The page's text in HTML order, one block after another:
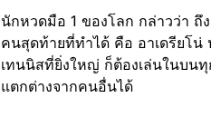
นักหวดมือ 1 ของโลก กล่าวว่า ถึ
คนสุดท้ายที่ทำได้ คือ อาเดรียโน่
เทนนิสที่ยิ่งใหญ่ ก็ต้องเล่นในบน
แตกต่างจากคนอื่นได้